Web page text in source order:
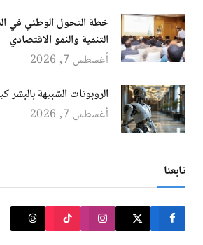
خطة التحول الوطني في
التنمية والنمو الاقتصادي
أغسطس 7, 2026
الروبوتات الشبيهة بالبشر
أغسطس 7, 2026
تابعنا